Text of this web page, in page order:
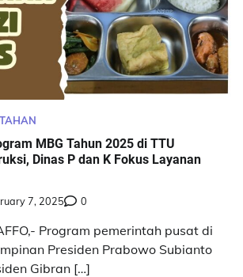
MBG Tahun 2025 di TTU
Dinas P dan K Fokus Layanan
7, 2025 0
Program pemerintah pusat di
Presiden Prabowo Subianto
Gibran […]